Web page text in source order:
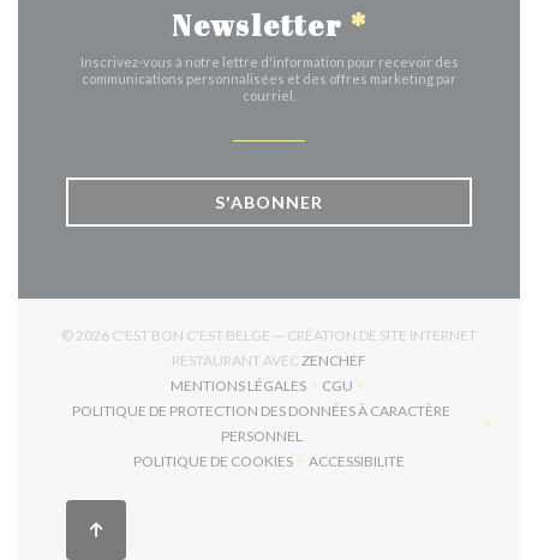
Newsletter *
Inscrivez-vous à notre lettre d'information pour recevoir des
communications personnalisées et des offres marketing par
courriel.
S'ABONNER
© 2026 C'EST BON C'EST BELGE — CRÉATION DE SITE INTERNET
RESTAURANT AVEC ZENCHEF
MENTIONS LÉGALES
((OUVRE UNE NOUVELLE FENÊTRE))
CGU
((OUVRE UNE NOUVELLE
POLITIQUE DE PROTECTION DES DONNÉES À CARACTÈRE
PERSONNEL((OUVRE UNE NOUVELLE FENÊTRE))
POLITIQUE DE COOKIES
((OUVRE UNE NOUVELLE FENÊTRE))
ACCESSIBILITE
((OUVRE UNE NOUVELLE